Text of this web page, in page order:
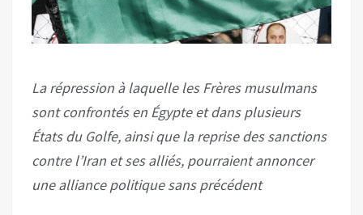
La répression à laquelle les Frères musulmans
sont confrontés en Égypte et dans plusieurs
États du Golfe, ainsi que la reprise des sanctions
contre l’Iran et ses alliés, pourraient annoncer
une alliance politique sans précédent